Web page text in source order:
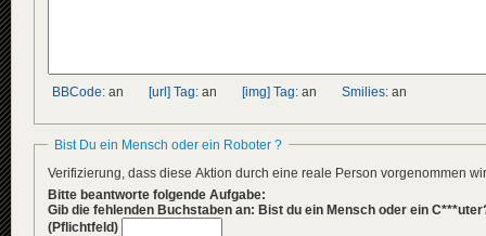
BBCode: an [url] Tag: an [img] Tag: an Smilies: an
Bist Du ein Mensch oder ein Roboter ?
Verifizierung, dass diese Aktion durch eine reale Person vorgenommen
Bitte beantworte folgende Aufgabe:
Gib die fehlenden Buchstaben an: Bist du ein Mensch oder ein
(Pflichtfeld)